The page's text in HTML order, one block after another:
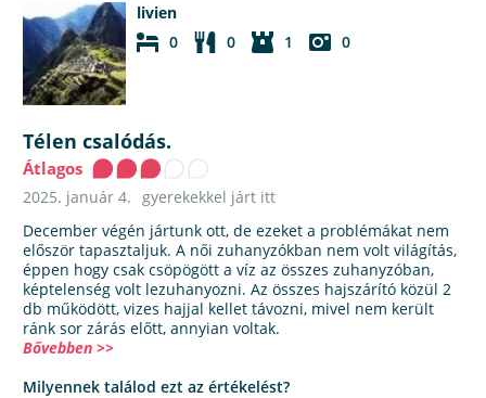
livien
0
0 1 0
Télen csalódás.
Átlagos
2025. január 4. gyerekekkel járt itt
December végén jártunk ott, de ezeket a problémákat nem
először tapasztaljuk. A női zuhanyzókban nem volt világítás,
éppen hogy csak csöpögött a víz az összes zuhanyzóban,
képtelenség volt lezuhanyozni. Az összes hajszárító közül 2
db működött, vizes hajjal kellet távozni, mivel nem került
ránk sor zárás előtt, annyian voltak.
Bővebben >>
Milyennek találod ezt az értékelést?